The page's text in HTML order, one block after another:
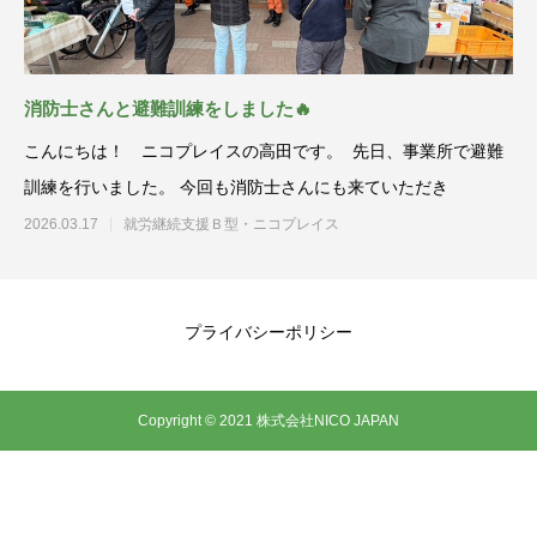
消防士さんと避難訓練をしました🔥
こんにちは！ ニコプレイスの高田です。 先日、事業所で避難
訓練を行いました。 今回も消防士さんにも来ていただき
2026.03.17 就労継続支援Ｂ型・ニコプレイス
プライバシーポリシー
Copyright © 2021 株式会社NICO JAPAN